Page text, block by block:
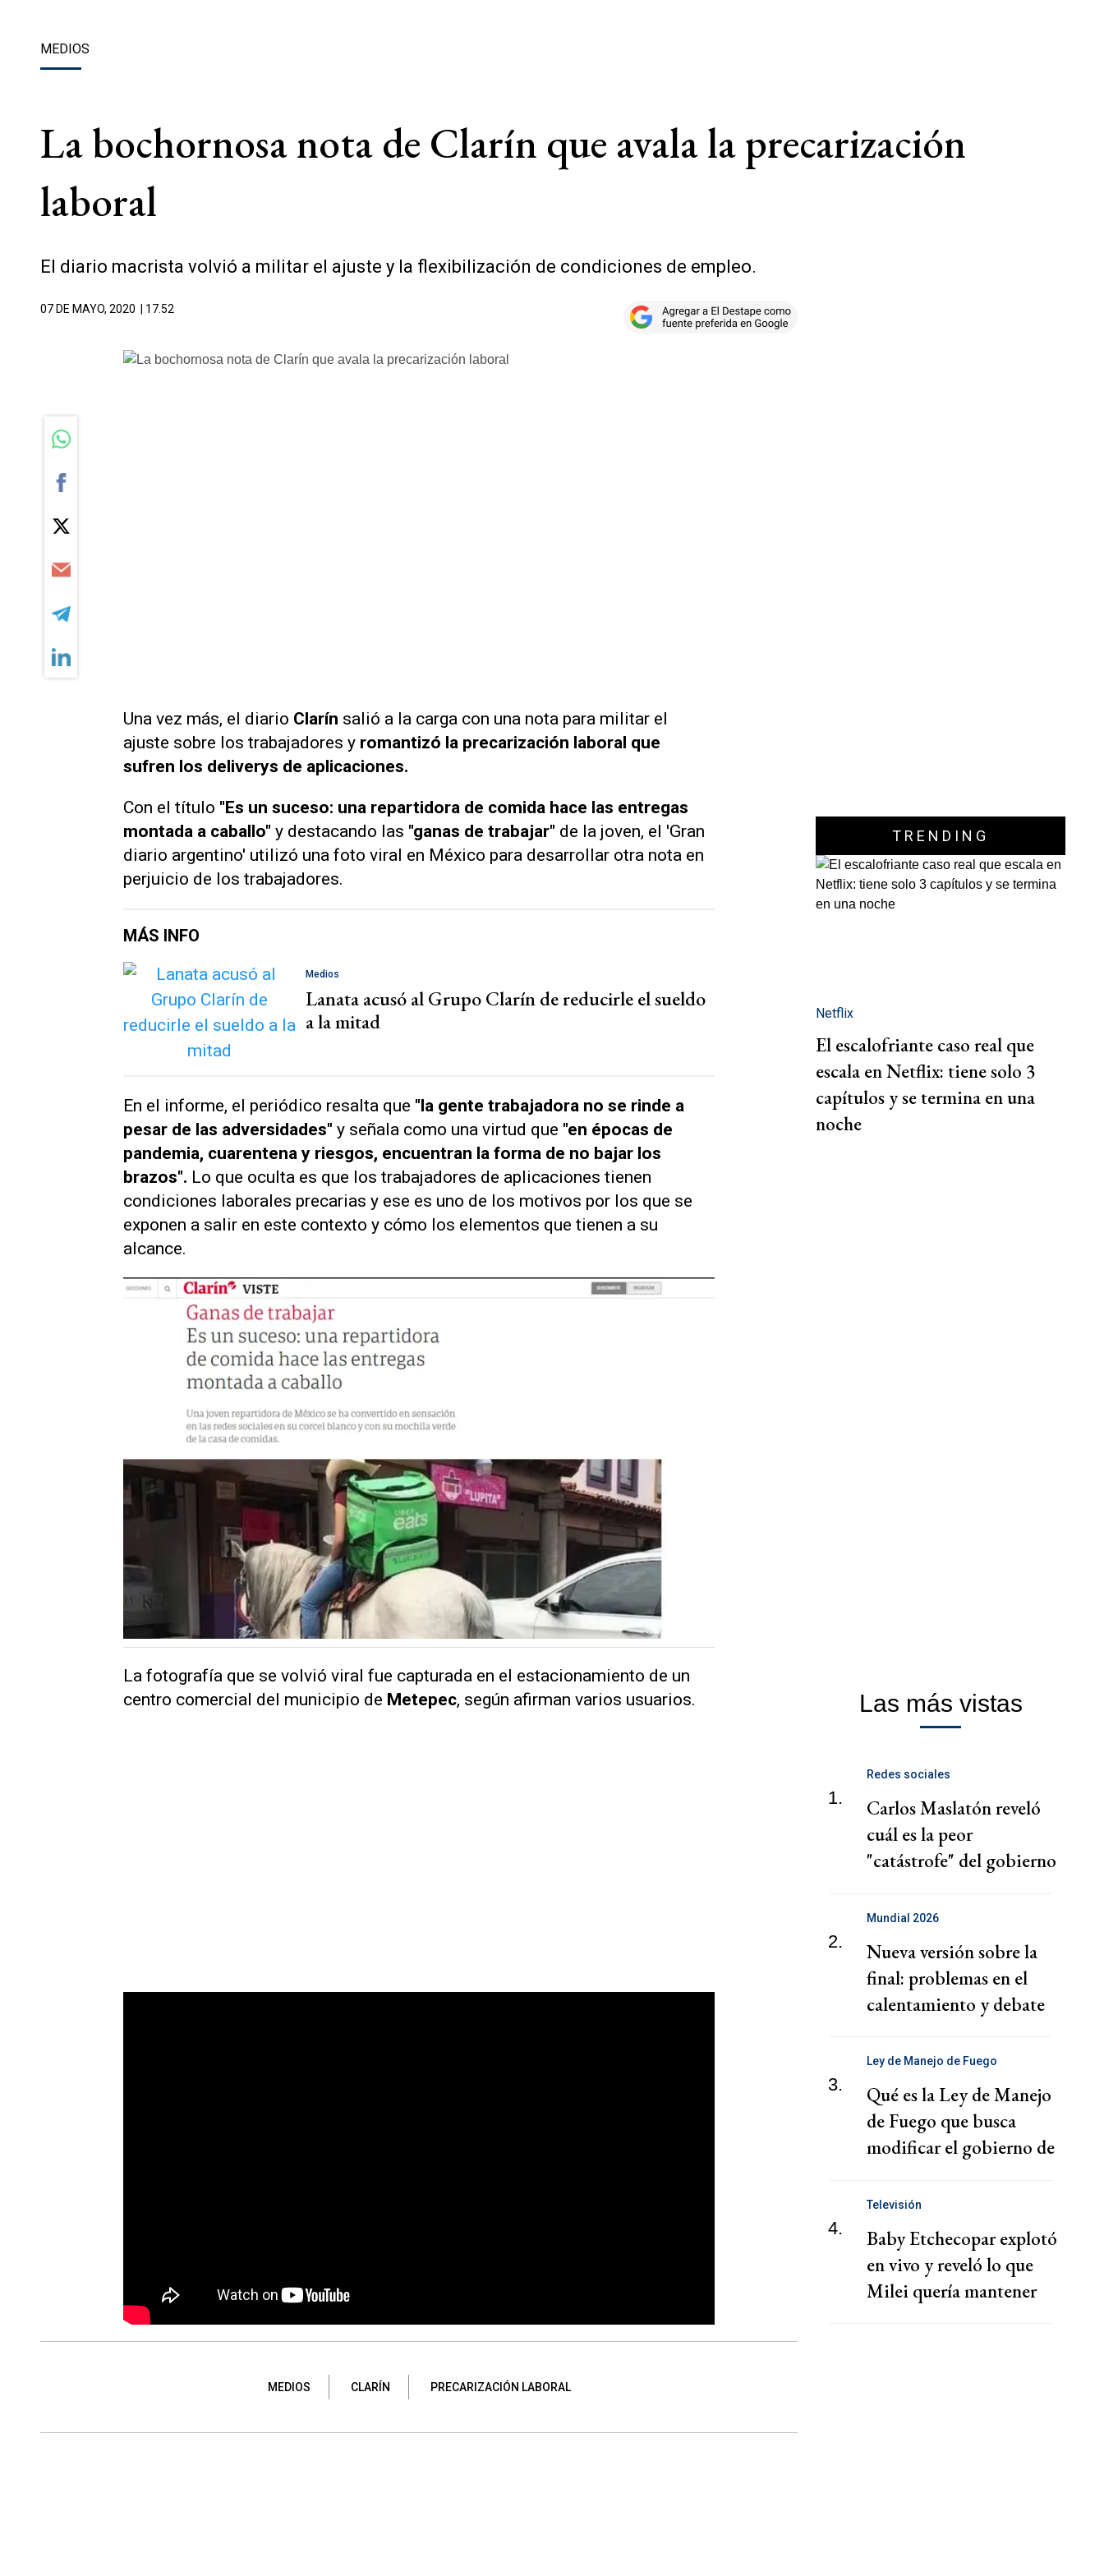
MEDIOS
La bochornosa nota de Clarín que avala la precarización
laboral
El diario macrista volvió a militar el ajuste y la flexibilización de condiciones de empleo.
07 DE MAYO, 2020 | 17.52
Una vez más, el diario Clarín salió a la carga con una nota para militar el
ajuste sobre los trabajadores y romantizó la precarización laboral que
sufren los deliverys de aplicaciones.
Con el título "Es un suceso: una repartidora de comida hace las entregas
montada a caballo" y destacando las "ganas de trabajar" de la joven, el 'Gran
diario argentino' utilizó una foto viral en México para desarrollar otra nota en
perjuicio de los trabajadores.
MÁS INFO
Medios
Lanata acusó al Grupo Clarín de reducirle el sueldo
a la mitad
En el informe, el periódico resalta que "la gente trabajadora no se rinde a
pesar de las adversidades" y señala como una virtud que "en épocas de
pandemia, cuarentena y riesgos, encuentran la forma de no bajar los
brazos". Lo que oculta es que los trabajadores de aplicaciones tienen
condiciones laborales precarias y ese es uno de los motivos por los que se
exponen a salir en este contexto y cómo los elementos que tienen a su
alcance.
La fotografía que se volvió viral fue capturada en el estacionamiento de un
centro comercial del municipio de Metepec, según afirman varios usuarios.
MEDIOS CLARÍN PRECARIZACIÓN LABORAL
TRENDING
Netflix
El escalofriante caso real que
escala en Netflix: tiene solo 3
capítulos y se termina en una
noche
Las más vistas
1.
Redes sociales
Carlos Maslatón reveló
cuál es la peor
"catástrofe" del gobierno
2.
Mundial 2026
Nueva versión sobre la
final: problemas en el
calentamiento y debate
3.
Ley de Manejo de Fuego
Qué es la Ley de Manejo
de Fuego que busca
modificar el gobierno de
4.
Televisión
Baby Etchecopar explotó
en vivo y reveló lo que
Milei quería mantener